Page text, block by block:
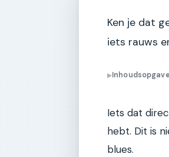
Ken je dat
iets rauws
▶Inhoudsopgave
Iets dat
hebt. Dit is
blues.